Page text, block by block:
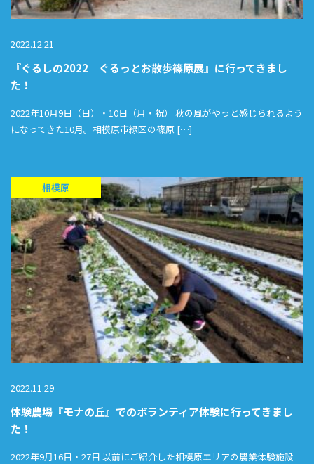
2022.12.21
『ぐるしの2022 ぐるっとお散歩篠原展』に行ってきまし
た！
2022年10月9日（日）・10日（月・祝） 秋の風がやっと感じられるよう
になってきた10月。相模原市緑区の篠原 […]
相模原
2022.11.29
体験農場『モナの丘』でのボランティア体験に行ってきまし
た！
2022年9月16日・27日 以前にご紹介した相模原エリアの農業体験施設